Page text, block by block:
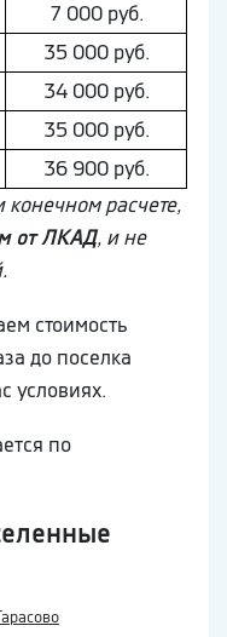
7 000 руб.
35 000 руб.
34 000 руб.
35 000 руб.
36 900 руб.
расчете,
от ЛКАД, и не
стоимость
до поселка
условиях.
по